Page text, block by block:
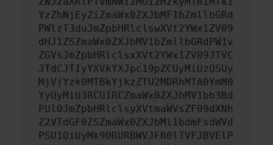
YzZhNjEyZiZmaWx0ZXJbMF1bZmllbGRd
PWlzT3duJmZpbHRlclswXVt2YWx1ZV09
dHJ1ZSZmaWx0ZXJbMV1bZmllbGRdPW1v
ZGVsJmZpbHRlclsxXVt2YWx1ZV09JTVC
JTdCJTIyYXVkYXJpc19pZCUyMiUzQSUy
MjVjYzk0MTBkYjkzZTU2MDRhMTA0YmM0
YyUyMiU3RCU1RCZmaWx0ZXJbMV1bb3Bd
PUlOJmZpbHRlclsyXVtmaWVsZF09dXNh
Z2VTdGF0ZSZmaWx0ZXJbMl1bdmFsdWVd
PSU1QiUyMk9ORURBWVJFR0lTVFJBVElP